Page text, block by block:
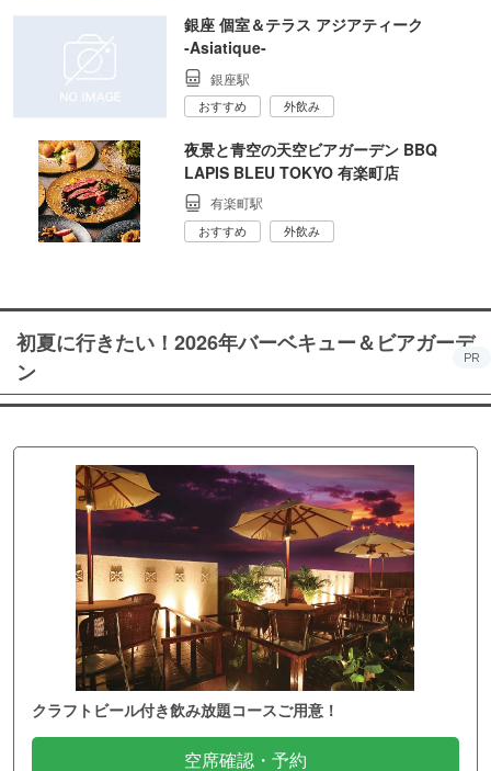
銀座 個室＆テラス アジアティーク
‐Asiatique‐
銀座駅
おすすめ 外飲み
夜景と青空の天空ビアガーデン BBQ
LAPIS BLEU TOKYO 有楽町店
有楽町駅
おすすめ 外飲み
初夏に行きたい！2026年バーベキュー＆ビアガーデ
ン
PR
クラフトビール付き飲み放題コースご用意！
空席確認・予約